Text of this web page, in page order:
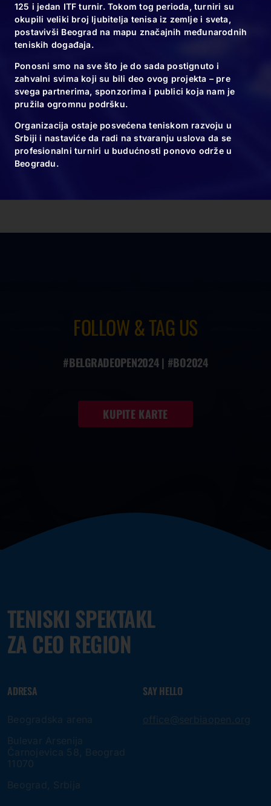
FOLLOW & TAG US
#BELGRADEOPEN2024 | #BO2024
KUPITE KARTE
TENISKI SPEKTAKL
ZA CEO REGION
ADRESA
Beogradska arena
Bulevar Arsenija
Čarnojevica 58, Beograd
11070
Beograd, Srbija
SAY HELLO
office@serbiaopen.org
125 i jedan ITF turnir. Tokom tog perioda, turniri su
okupili veliki broj ljubitelja tenisa iz zemlje i sveta,
postavivši Beograd na mapu značajnih međunarodnih
teniskih događaja.
Ponosni smo na sve što je do sada postignuto i
zahvalni svima koji su bili deo ovog projekta – pre
svega partnerima, sponzorima i publici koja nam je
pružila ogromnu podršku.
Organizacija ostaje posvećena teniskom razvoju u
Srbiji i nastaviće da radi na stvaranju uslova da se
profesionalni turniri u budućnosti ponovo održe u
Beogradu.